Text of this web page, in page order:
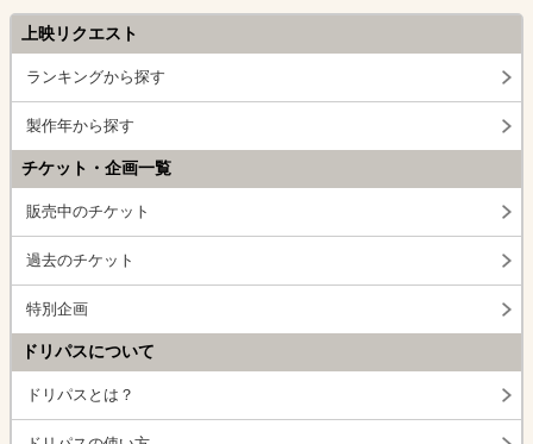
上映リクエスト
ランキングから探す
製作年から探す
チケット・企画一覧
販売中のチケット
過去のチケット
特別企画
ドリパスについて
ドリパスとは？